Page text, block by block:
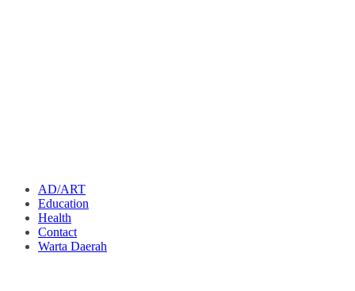
AD/ART
Education
Health
Contact
Warta Daerah